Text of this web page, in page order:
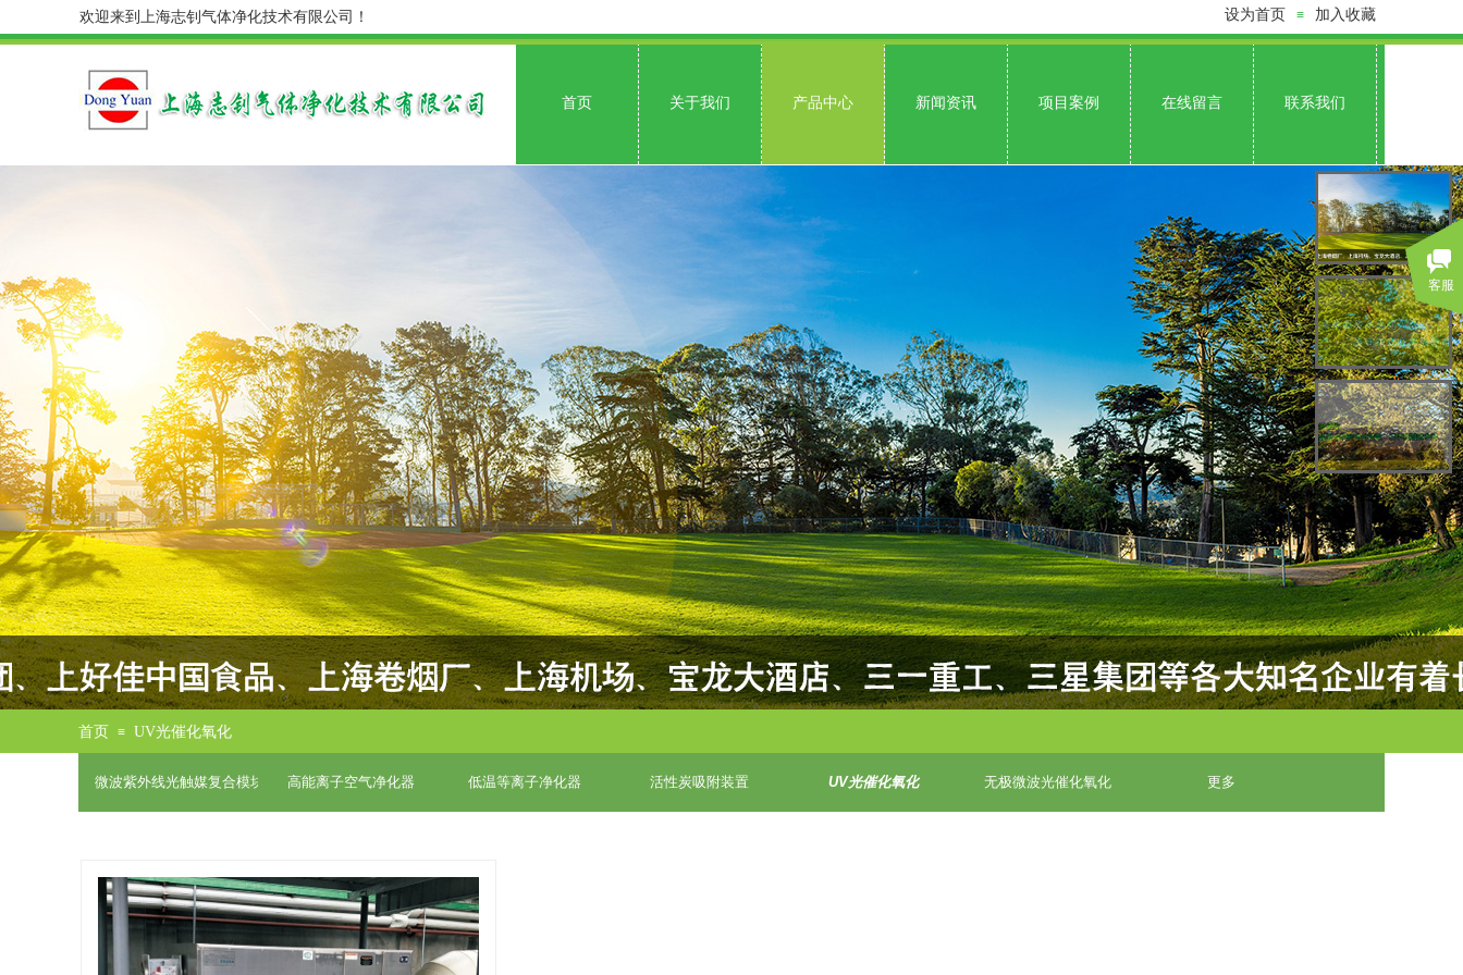
首页 关于我们 产品中心 新闻资讯 项目案例 在线留言 联系我们
设为首页 ≡ 加入收藏
欢迎来到上海志钊气体净化技术有限公司！
首页 ≡ UV光催化氧化
微波紫外线光触媒复合模块 高能离子空气净化器 低温等离子净化器 活性炭吸附装置 UV光催化氧化 无极微波光催化氧化 更多
客服